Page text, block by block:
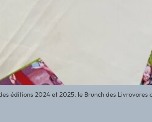
éditions 2024 et 2025, le Brunch des